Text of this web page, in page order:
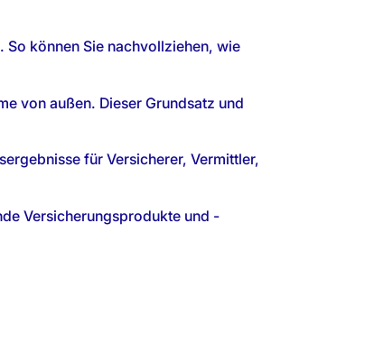
können Sie nachvollziehen, wie
von außen. Dieser Grundsatz und
für Versicherer, Vermittler,
Versicherungsprodukte und -